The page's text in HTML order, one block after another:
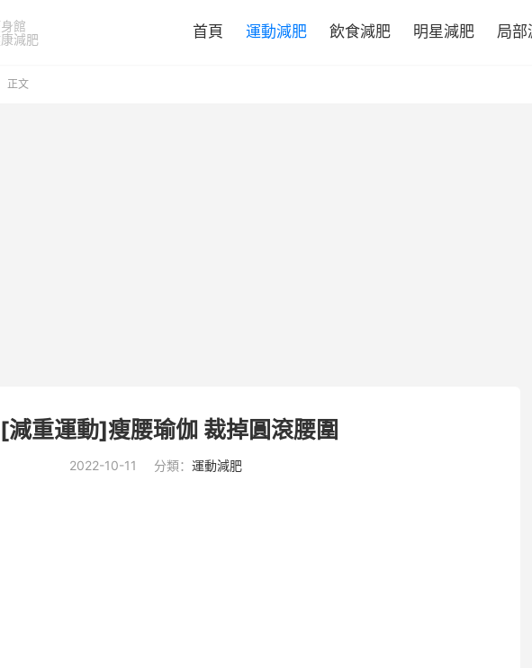
館
減肥
首頁 運動減肥 飲食減肥 明星減肥 局部
正文
[減重運動]瘦腰瑜伽 裁掉圓滾腰圍
2022-10-11 分類： 運動減肥